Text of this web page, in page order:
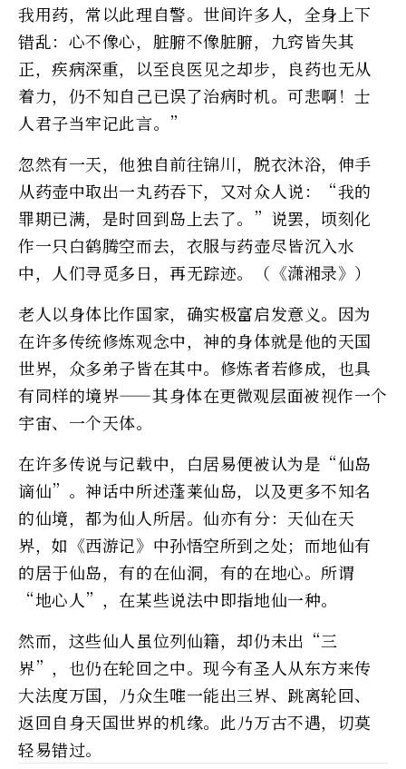
我用药，常以此理自警。世间许多人，全身上下
错乱：心不像心，脏腑不像脏腑，九窍皆失其
正，疾病深重，以至良医见之却步，良药也无从
着力，仍不知自己已误了治病时机。可悲啊！士
人君子当牢记此言。”
忽然有一天，他独自前往锦川，脱衣沐浴，伸手
从药壶中取出一丸药吞下，又对众人说：“我的
罪期已满，是时回到岛上去了。”说罢，顷刻化
作一只白鹤腾空而去，衣服与药壶尽皆沉入水
中，人们寻觅多日，再无踪迹。（《潇湘录》）
老人以身体比作国家，确实极富启发意义。因为
在许多传统修炼观念中，神的身体就是他的天国
世界，众多弟子皆在其中。修炼者若修成，也具
有同样的境界——其身体在更微观层面被视作一个
宇宙、一个天体。
在许多传说与记载中，白居易便被认为是“仙岛
谪仙”。神话中所述蓬莱仙岛，以及更多不知名
的仙境，都为仙人所居。仙亦有分：天仙在天
界，如《西游记》中孙悟空所到之处；而地仙有
的居于仙岛，有的在仙洞，有的在地心。所谓
“地心人”，在某些说法中即指地仙一种。
然而，这些仙人虽位列仙籍，却仍未出“三
界”，也仍在轮回之中。现今有圣人从东方来传
大法度万国，乃众生唯一能出三界、跳离轮回、
返回自身天国世界的机缘。此乃万古不遇，切莫
轻易错过。